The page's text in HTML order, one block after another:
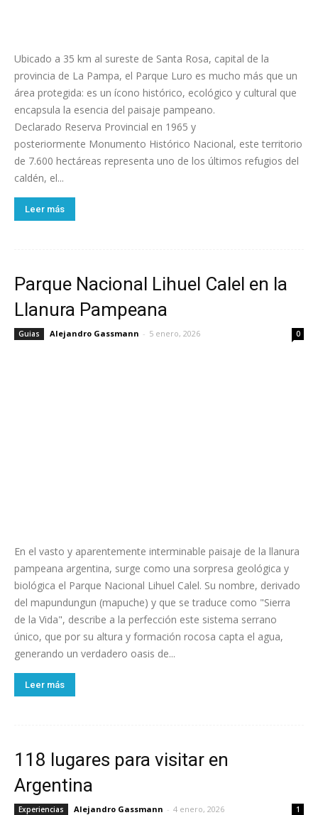
Ubicado a 35 km al sureste de Santa Rosa, capital de la
provincia de La Pampa, el Parque Luro es mucho más que un
área protegida: es un ícono histórico, ecológico y cultural que
encapsula la esencia del paisaje pampeano.
Declarado Reserva Provincial en 1965 y
posteriormente Monumento Histórico Nacional, este territorio
de 7.600 hectáreas representa uno de los últimos refugios del
caldén, el...
Leer más
Parque Nacional Lihuel Calel en la
Llanura Pampeana
Guias Alejandro Gassmann - 5 enero, 2026 0
En el vasto y aparentemente interminable paisaje de la llanura
pampeana argentina, surge como una sorpresa geológica y
biológica el Parque Nacional Lihuel Calel. Su nombre, derivado
del mapundungun (mapuche) y que se traduce como "Sierra
de la Vida", describe a la perfección este sistema serrano
único, que por su altura y formación rocosa capta el agua,
generando un verdadero oasis de...
Leer más
118 lugares para visitar en
Argentina
Experiencias Alejandro Gassmann - 4 enero, 2026 1